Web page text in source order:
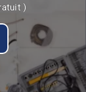
)